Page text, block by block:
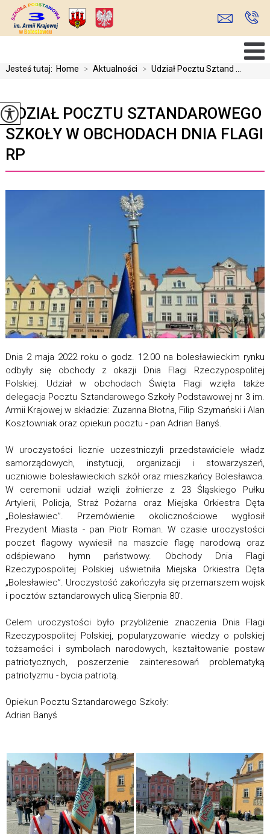
Jesteś tutaj: Home > Aktualności > Udział Pocztu Sztand ...
UDZIAŁ POCZTU SZTANDAROWEGO
SZKOŁY W OBCHODACH DNIA FLAGI
RP
Dnia 2 maja 2022 roku o godz. 12.00 na bolesławieckim rynku
odbyły się obchody z okazji Dnia Flagi Rzeczypospolitej
Polskiej. Udział w obchodach Święta Flagi wzięła także
delegacja Pocztu Sztandarowego Szkoły Podstawowej nr 3 im.
Armii Krajowej w składzie: Zuzanna Błotna, Filip Szymański i Alan
Kosztowniak oraz opiekun pocztu - pan Adrian Banyś.
W uroczystości licznie uczestniczyli przedstawiciele władz
samorządowych, instytucji, organizacji i stowarzyszeń,
uczniowie bolesławieckich szkół oraz mieszkańcy Bolesławca.
W ceremonii udział wzięli żołnierze z 23 Śląskiego Pułku
Artylerii, Policja, Straż Pożarna oraz Miejska Orkiestra Dęta
„Bolesławiec”. Przemówienie okolicznościowe wygłosił
Prezydent Miasta - pan Piotr Roman. W czasie uroczystości
poczet flagowy wywiesił na maszcie flagę narodową oraz
odśpiewano hymn państwowy. Obchody Dnia Flagi
Rzeczypospolitej Polskiej uświetniła Miejska Orkiestra Dęta
„Bolesławiec”. Uroczystość zakończyła się przemarszem wojsk
i pocztów sztandarowych ulicą Sierpnia 80’.
Celem uroczystości było przybliżenie znaczenia Dnia Flagi
Rzeczypospolitej Polskiej, popularyzowanie wiedzy o polskiej
tożsamości i symbolach narodowych, kształtowanie postaw
patriotycznych, poszerzenie zainteresowań problematyką
patriotyzmu - bycia patriotą.
Opiekun Pocztu Sztandarowego Szkoły:
Adrian Banyś